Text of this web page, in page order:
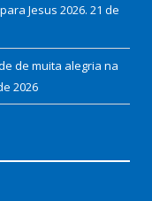
Jesus 2026. 21 de
de muita alegria na
2026